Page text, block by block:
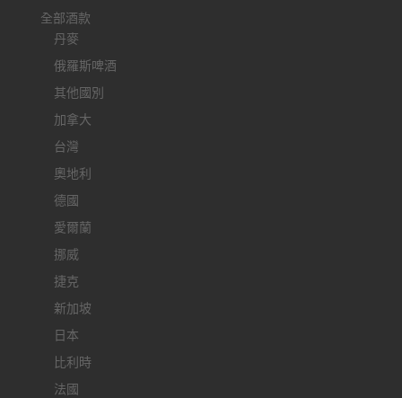
全部酒款
丹麥
俄羅斯啤酒
其他國別
加拿大
台灣
奧地利
德國
愛爾蘭
挪威
捷克
新加坡
日本
比利時
法國